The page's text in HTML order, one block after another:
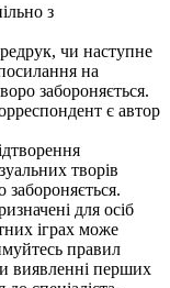
з
чи наступне
на
забороняється.
є автор
творів
для осіб
іграх може
правил
виявленні перших